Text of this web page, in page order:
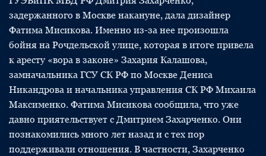
задержанного в Москве накануне, дала дизайнер
Фатима Мисикова. Именно из-за нее произошла
бойня на Рочдельской улице, которая в итоге привела
к аресту «вора в законе» Захария Калашова,
замначальника ГСУ СК РФ по Москве Дениса
Никандрова и начальника управления СК РФ Михаила
Максименко. Фатима Мисикова сообщила, что уже
давно приятельствует с Дмитрием Захарченко. Они
познакомились много лет назад и с тех пор
поддерживали отношения. В частности, Захарченко